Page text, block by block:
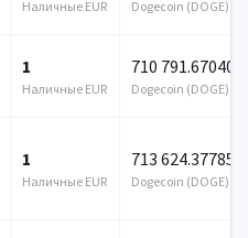
Наличные EUR Dogecoin (DOGE)
1
Наличные EUR
710 791.670403
Dogecoin (DOGE)
1
Наличные EUR
713 624.377857
Dogecoin (DOGE)